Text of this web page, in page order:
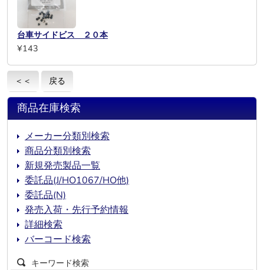
台車サイドビス ２０本
¥143
＜＜ 戻る
商品在庫検索
メーカー分類別検索
商品分類別検索
新規発売製品一覧
委託品(J/HO1067/HO他)
委託品(N)
発売入荷・先行予約情報
詳細検索
バーコード検索
キーワード検索